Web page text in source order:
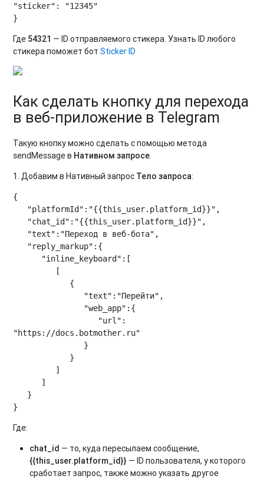
"sticker": "12345"
Где 54321 — ID отправляемого стикера. Узнать ID любого
стикера поможет ботSticker ID
Как сделать кнопку для перехода
в веб-приложение в Telegram
Такую кнопку можно сделать с помощью метода
sendMessage в Нативном запросе
1. Добавим в Нативный запрос Тело запроса:
{
"https://docs.botmother.ru"
Где:
chat_id — то, куда пересылаем сообщение,
{{this_user.platform_id}} — ID пользователя, у которого
сработает запрос, также можно указать другое